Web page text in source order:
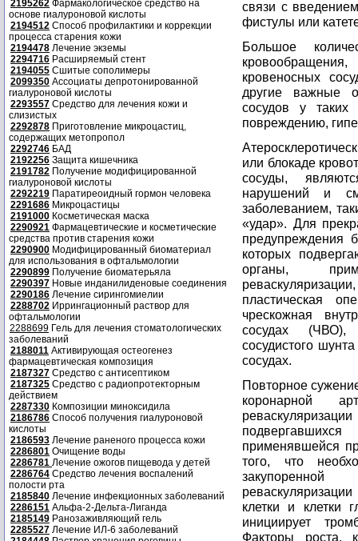
2195262 Фармакологическое средство на
основе гиалуроновой кислоты
2194512 Способ профилактики и коррекции
процесса старения кожи
2194478 Лечение экземы
2294716 Расширяемый стент
2194055 Сшитые сополимеры
2099350 Ассоциаты депротонированной
гиалуроновой кислоты
2293557 Средство для лечения кожи и
слизистых
2292878 Приготовление микроцастиц,
содержащих метопропол
2292746 БАД
2192256 Защита кишечника
2191782 Получение модифицированной
гиалуроновой кислоты
2292219 Паратиреоидный гормон человека
2291686 Микроцастицы
2191000 Косметическая маска
2290921 Фармацевтические и косметические
средства против старения кожи
2290900 Модифицированный биоматериал
для использования в офтальмологии
2290899 Получение биоматерьяла
2290397 Новые инданилиденовые соединения
2290186 Лечение сирингомиелии
2288702 Иррингационный раствор для
офтальмологии
2288699 Гель для лечения стоматологических
заболеваний
2188011 Активирующая остеогенез
фармацевтическая композиция
2187327 Средство с антисептиком
2187325 Средство с радиопротекторным
действием
2287330 Композиции миноксидила
2186786 Способ получения гиалуроновой
кислоты
2186593 Лечение раненого процесса кожи
2286801 Очищение воды
2286781 Лечение ожогов пищевода у детей
2286764 Средство лечения воспалений
полости рта
2185840 Лечение инфекционных заболеваний
2286151 Альфа-2-Дельта-Лиганда
2185149 Ранозаживляющий гель
2285527 Лечение ИЛ-6 заболеваний
связи с
фистулы или
Большое
кровообращения,
кровеносных
другие важные
сосудов у
повреждению,
или блокаде
сосуды,
нарушений и
заболеванием,
«удар». Для
предупреждения
которых
органы,
пластическая
чрескожная
сосудах (ЧВО),
сосудистого
сосудах.
Повторное
коронарной
применявшейся
того, что
клетки и клетки
инициирует
Факторы роста,